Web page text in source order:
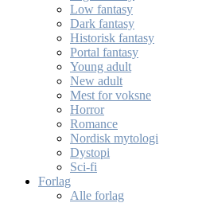
Low fantasy
Dark fantasy
Historisk fantasy
Portal fantasy
Young adult
New adult
Mest for voksne
Horror
Romance
Nordisk mytologi
Dystopi
Sci-fi
Forlag
Alle forlag